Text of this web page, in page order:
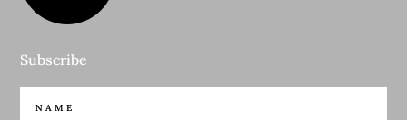
Subscribe